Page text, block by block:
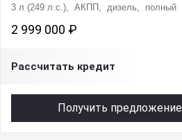
3 л (249 л.с.), АКПП, дизель, полный
2 999 000 ₽
Рассчитать кредит
Получить предложение